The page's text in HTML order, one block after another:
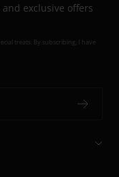
exclusive offers
treats. By subscribing, I have